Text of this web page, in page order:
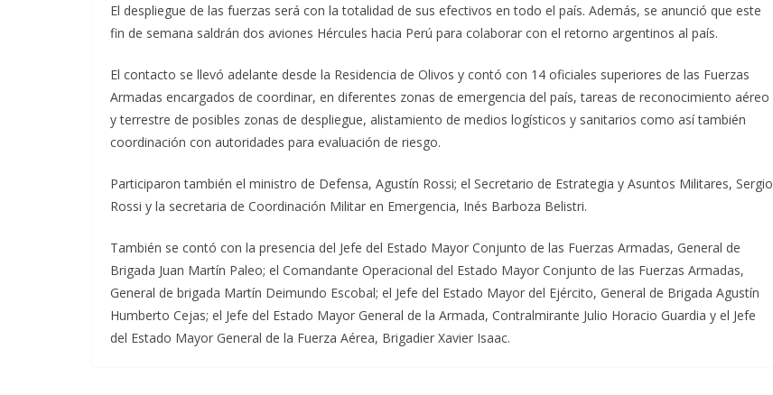
El despliegue de las fuerzas será con la totalidad de sus efectivos en todo el país. Además, se anunció que este
fin de semana saldrán dos aviones Hércules hacia Perú para colaborar con el retorno argentinos al país.
El contacto se llevó adelante desde la Residencia de Olivos y contó con 14 oficiales superiores de las Fuerzas
Armadas encargados de coordinar, en diferentes zonas de emergencia del país, tareas de reconocimiento aéreo
y terrestre de posibles zonas de despliegue, alistamiento de medios logísticos y sanitarios como así también
coordinación con autoridades para evaluación de riesgo.
Participaron también el ministro de Defensa, Agustín Rossi; el Secretario de Estrategia y Asuntos Militares, Sergio
Rossi y la secretaria de Coordinación Militar en Emergencia, Inés Barboza Belistri.
También se contó con la presencia del Jefe del Estado Mayor Conjunto de las Fuerzas Armadas, General de
Brigada Juan Martín Paleo; el Comandante Operacional del Estado Mayor Conjunto de las Fuerzas Armadas,
General de brigada Martín Deimundo Escobal; el Jefe del Estado Mayor del Ejército, General de Brigada Agustín
Humberto Cejas; el Jefe del Estado Mayor General de la Armada, Contralmirante Julio Horacio Guardia y el Jefe
del Estado Mayor General de la Fuerza Aérea, Brigadier Xavier Isaac.